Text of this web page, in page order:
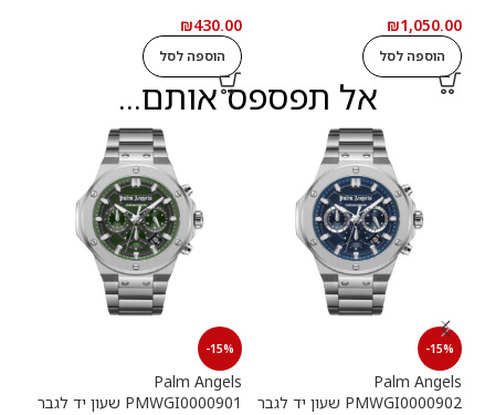
₪1,050.00
הוספה לסל
₪430.00
הוספה לסל
אל תפספס אותם...
-15%
Palm Angels
PMWGI0000902 שעון יד לגבר
-15%
Palm Angels
PMWGI0000901 שעון יד לגבר